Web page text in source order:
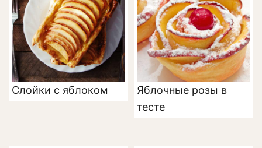
Слойки с яблоком
Яблочные розы в
тесте